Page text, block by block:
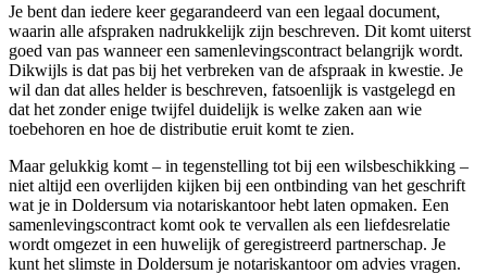
Je bent dan iedere keer gegarandeerd van een legaal document,
waarin alle afspraken nadrukkelijk zijn beschreven. Dit komt uiterst
goed van pas wanneer een samenlevingscontract belangrijk wordt.
Dikwijls is dat pas bij het verbreken van de afspraak in kwestie. Je
wil dan dat alles helder is beschreven, fatsoenlijk is vastgelegd en
dat het zonder enige twijfel duidelijk is welke zaken aan wie
toebehoren en hoe de distributie eruit komt te zien.
Maar gelukkig komt – in tegenstelling tot bij een wilsbeschikking –
niet altijd een overlijden kijken bij een ontbinding van het geschrift
wat je in Doldersum via notariskantoor hebt laten opmaken. Een
samenlevingscontract komt ook te vervallen als een liefdesrelatie
wordt omgezet in een huwelijk of geregistreerd partnerschap. Je
kunt het slimste in Doldersum je notariskantoor om advies vragen.